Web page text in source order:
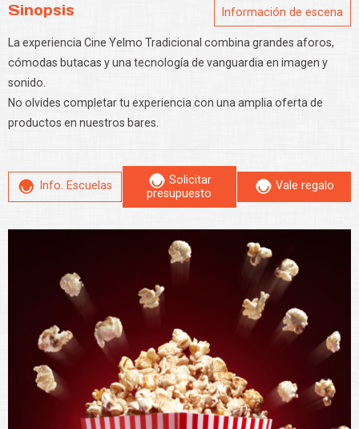
Sinopsis Información de escena
Leer más
La experiencia Cine Yelmo Tradicional combina grandes aforos,
cómodas butacas y una tecnología de vanguardia en imagen y
sonido.
No olvides completar tu experiencia con una amplia oferta de
productos en nuestros bares.
Info. Escuelas
Solicitar
presupuesto
Vale regalo